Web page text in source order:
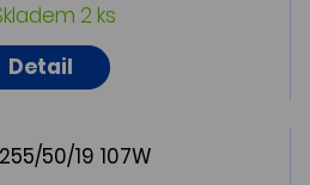
2 ks
Detail
50/19 107W